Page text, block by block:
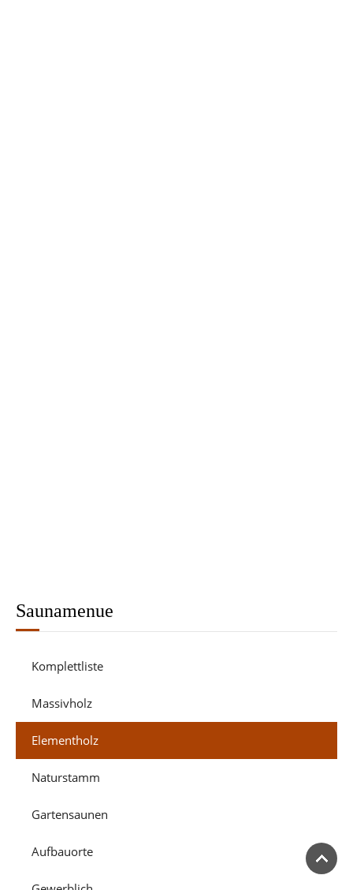
Saunamenue
Komplettliste
Massivholz
Elementholz
Naturstamm
Gartensaunen
Aufbauorte